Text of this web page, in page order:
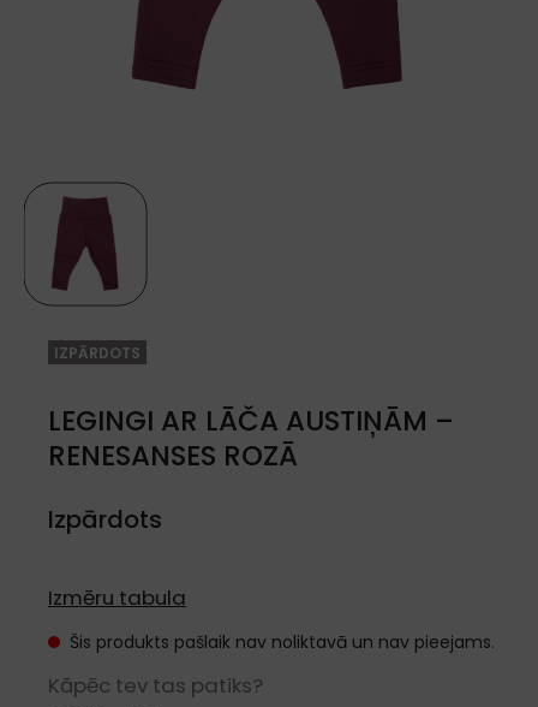
IZPĀRDOTS
LEGINGI AR LĀČA AUSTIŅĀM –
RENESANSES ROZĀ
Izpārdots
Izmēru tabula
Šis produkts pašlaik nav noliktavā un nav pieejams.
Kāpēc tev tas patiks?